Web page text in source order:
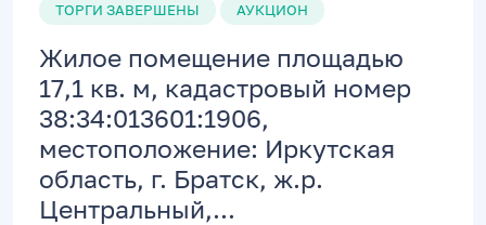
ТОРГИ ЗАВЕРШЕНЫ АУКЦИОН
Жилое помещение площадью
17,1 кв. м, кадастровый номер
38:34:013601:1906,
местоположение: Иркутская
область, г. Братск, ж.р.
Центральный,...